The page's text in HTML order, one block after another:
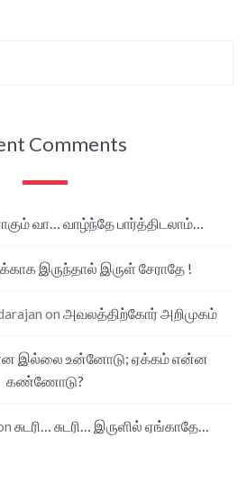
Comments
வா… வாழ்ந்தே பார்த்திடலாம்…
இருந்தால் இருள் சேராதே !
on அவலத்திற்கோர் அறிமுகம்
இல்லை உன்னோடு; ஏக்கம் என்ன
கண்ணோடு?
சுடரி… சுடரி… இருளில் ஏங்காதே…